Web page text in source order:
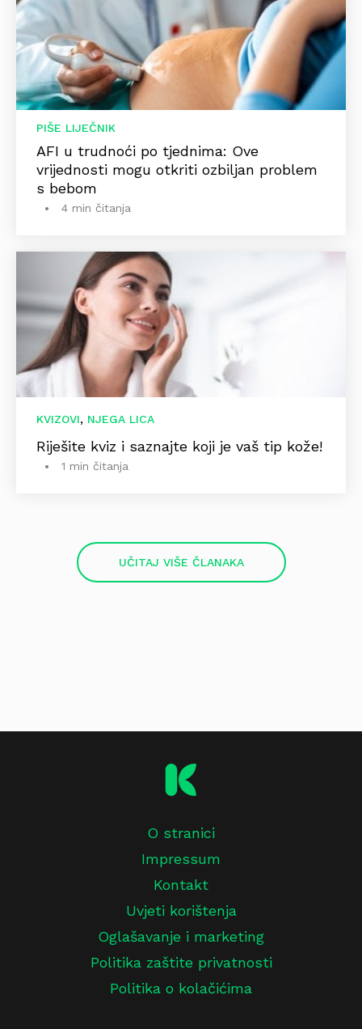
PIŠE LIJEČNIK
AFI u trudnoći po tjednima: Ove
vrijednosti mogu otkriti ozbiljan problem
s bebom
4 min čitanja
KVIZOVI, NJEGA LICA
Riješite kviz i saznajte koji je vaš tip kože!
1 min čitanja
UČITAJ VIŠE ČLANAKA
O stranici
Impressum
Kontakt
Uvjeti korištenja
Oglašavanje i marketing
Politika zaštite privatnosti
Politika o kolačićima